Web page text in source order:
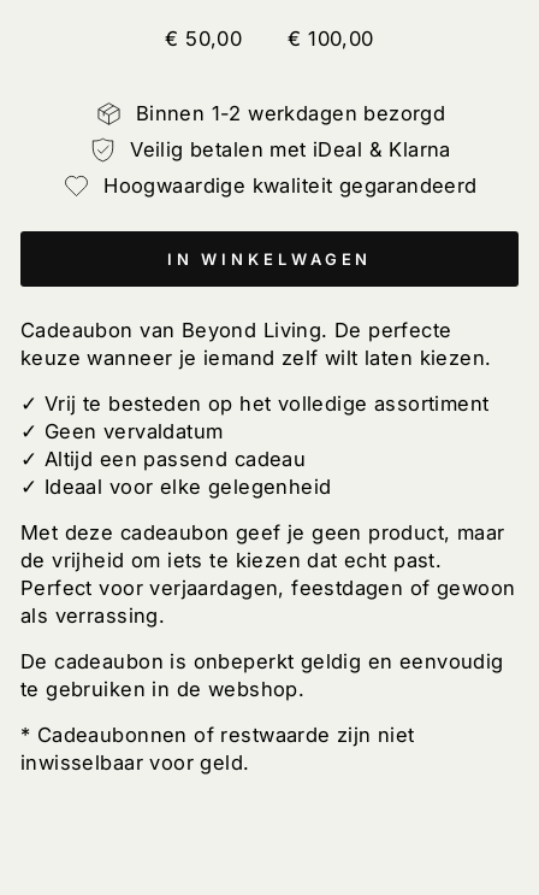
€ 50,00 € 100,00
Binnen 1-2 werkdagen bezorgd
Veilig betalen met iDeal & Klarna
Hoogwaardige kwaliteit gegarandeerd
IN WINKELWAGEN
Cadeaubon van Beyond Living. De perfecte
keuze wanneer je iemand zelf wilt laten kiezen.
✓ Vrij te besteden op het volledige assortiment
✓ Geen vervaldatum
✓ Altijd een passend cadeau
✓ Ideaal voor elke gelegenheid
Met deze cadeaubon geef je geen product, maar
de vrijheid om iets te kiezen dat echt past.
Perfect voor verjaardagen, feestdagen of gewoon
als verrassing.
De cadeaubon is onbeperkt geldig en eenvoudig
te gebruiken in de webshop.
* Cadeaubonnen of restwaarde zijn niet
inwisselbaar voor geld.